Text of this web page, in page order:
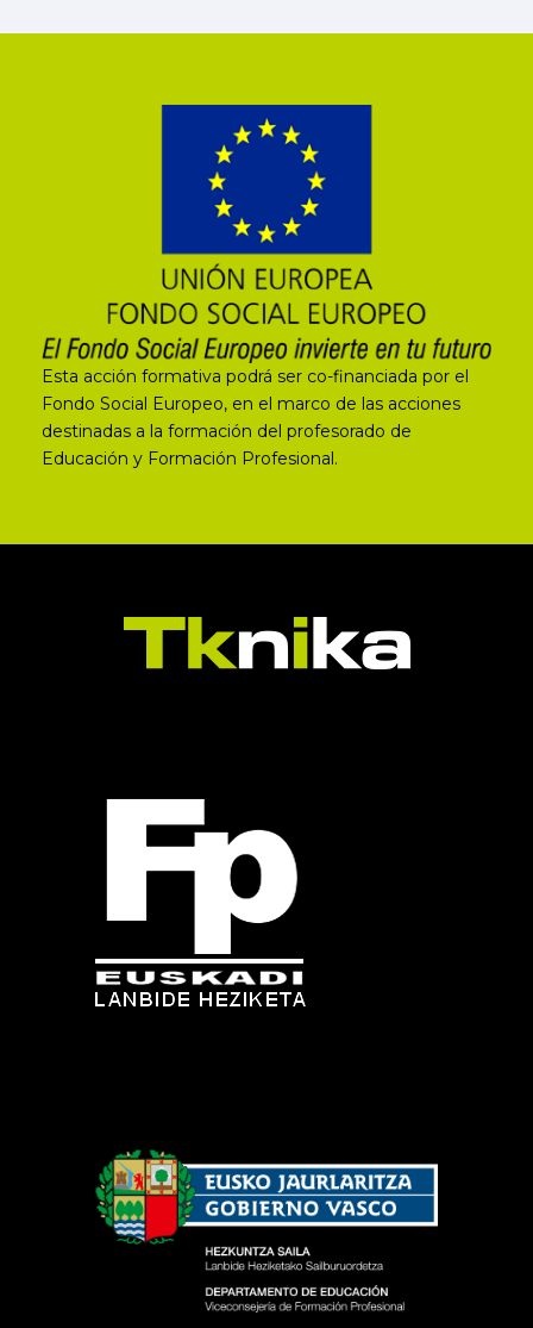
Esta acción formativa podrá ser co-financiada por el
Fondo Social Europeo, en el marco de las acciones
destinadas a la formación del profesorado de
Educación y Formación Profesional.